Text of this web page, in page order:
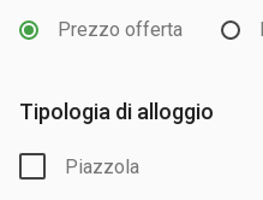
Prezzo offerta
Tipologia di alloggio
Piazzola